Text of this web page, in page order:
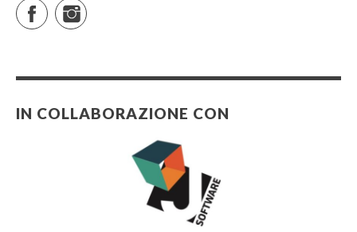
FacebookInstagram
IN COLLABORAZIONE CON